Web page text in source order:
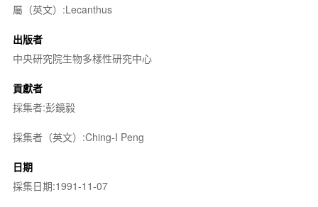
屬（英文）:Lecanthus
出版者
中央研究院生物多樣性研究中心
貢獻者
採集者:彭鏡毅
採集者（英文）:Ching-I Peng
日期
採集日期:1991-11-07